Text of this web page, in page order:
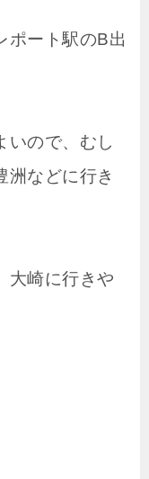
ポート駅のB出
いので、むし
洲などに行き
大崎に行きや